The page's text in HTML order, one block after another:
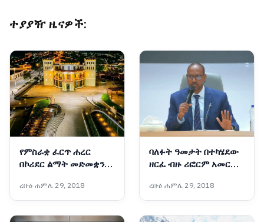
ተያያዥ ዜናዎች:
የምስራቋ ፈርጥ ሐረር
በኮሪደር ልማት መድመቋን
ረቡዕ ሐምሌ 29, 2018
ባለፉት ዓመታት በተካሄደው
ዘርፈ ብዙ ሪፎርም አመርቂ
አቶ አደም ፋራህ
ረቡዕ ሐምሌ 29, 2018